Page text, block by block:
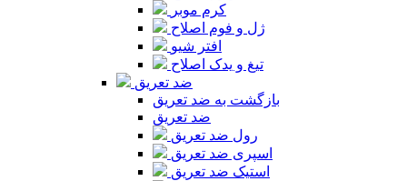
کرم موبر
ژل و فوم اصلاح
افتر شیو
تیغ و یدک اصلاح
ضد تعریق
بازگشت به ضد تعریق
ضد تعریق
رول ضد تعریق
اسپری ضد تعریق
استیک ضد تعریق